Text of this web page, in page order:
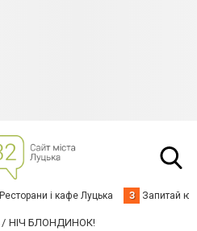
Ресторани і кафе Луцька З Запитай
НІЧ БЛОНДИНОК!